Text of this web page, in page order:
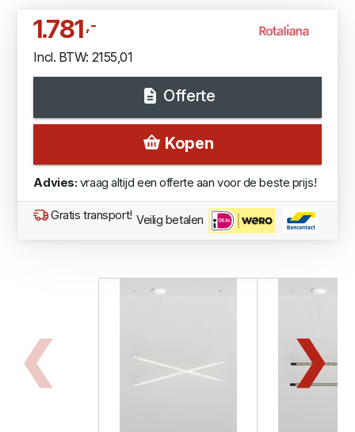
1.781,-
Incl. BTW: 2155,01
Offerte
Kopen
Advies: vraag altijd een offerte aan voor de beste prijs!
Gratis transport! Veilig betalen